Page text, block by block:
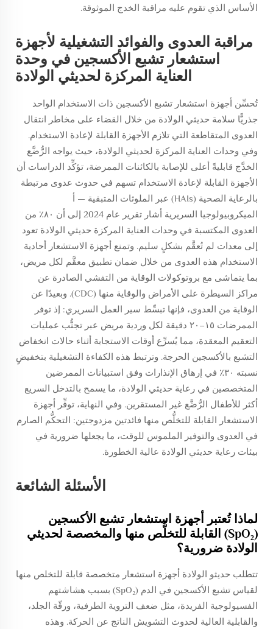
الأساس الذي تقوم عليه مراقبة الخدج الموثوقة.
مراقبة العدوى والفوائد التشغيلية لأجهزة
استشعار تشبع الأكسجين في وحدة
العناية المركزة لحديثي الولادة
تُحسِّن أجهزة استشعار تشبع الأكسجين ذات الاستخدام الواحد
جذريًّا سلامة حديثي الولادة من خلال القضاء على مخاطر انتقال
العدوى المتقاطعة التي تلازم الأجهزة القابلة لإعادة الاستخدام.
وفي وحدات العناية المركزة لحديثي الولادة، حيث يواجه الرُّضَّع
الخدَّج قابليةً أعلى للإصابة بالكائنات الممرضة، تؤكِّد الدراسات أن
الأجهزة القابلة لإعادة الاستخدام تسهم في حدوث عدوى مرتبطة
بالرعاية الصحية (HAIs) عبر الملوثات المتبقية — أ
الميكروبيولوجيا السريرية
أشار تقرير عام 2024 إلى أن ٨٠٪ من
العدوى المكتسبة في وحدات العناية المركزة حديثي الولادة تعود
إلى معدات لم تُعقَّم بشكلٍ سليم. وتمنع أجهزة الاستشعار أحادية
الاستخدام هذه العدوى من خلال ضمان تطبيق معقَّم لكل مريض،
بما يتماشى مع بروتوكولات الوقاية من التفشي الصادرة عن
مراكز السيطرة على الأمراض والوقاية منها (CDC). وبعيدًا عن
الوقاية من العدوى، فإنها تبسِّط سير العمل السريري: إذ توفر
الممرضات ١٥–٢٠ دقيقة لكل وردية مريض عبر تجنُّب عمليات
التعقيم المعقدة، مما يُسرِّع أوقات الاستجابة أثناء حالات انخفاض
التشبع بالأكسجين الحرجة. وترتبط هذه الكفاءة التشغيلية بتخفيضٍ
نسبته ٣٠٪ في إرهاق الإنذارات وفق استبيانات الممرضين
المتخصصين في رعاية حديثي الولادة، ما يسمح بالتدخل السريع
أكثر للأطفال الرُّضَّع غير المستقرين. وفي النهاية، توفِّر أجهزة
الاستشعار القابلة للتخلُّص منها فائدتين مزدوجتين: التحكُّم الصارم
في العدوى والتوفير الملموس للوقت، ما يجعلها ضرورية في
بيئات رعاية حديثي الولادة عالية الخطورة.
الأسئلة الشائعة
لماذا تُعتبر أجهزة استشعار تشبع الأكسجين
(SpO₂) القابلة للتخلُّص منها والمخصصة لحديثي
الولادة ضرورية؟
تتطلب حديثو الولادة أجهزة استشعار متخصصة قابلة للتخلص منها
لقياس تشبع الأكسجين في الدم (SpO₂) بسبب هشاشتهم
الفسيولوجية الفريدة، مثل ضعف التروية الطرفية، ورقّة الجلد،
والقابلية العالية لحدوث التشويش الناتج عن الحركة. وهذه